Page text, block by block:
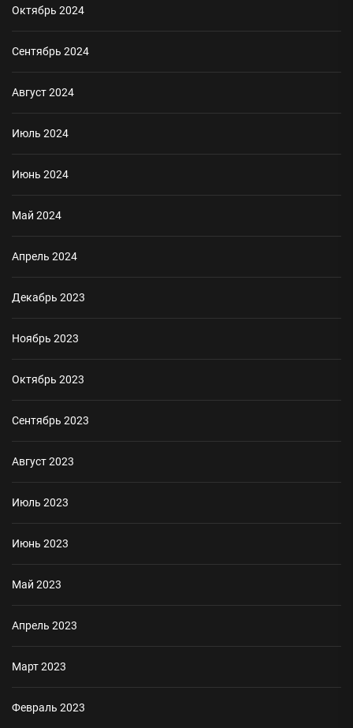
Октябрь 2024
Сентябрь 2024
Август 2024
Июль 2024
Июнь 2024
Май 2024
Апрель 2024
Декабрь 2023
Ноябрь 2023
Октябрь 2023
Сентябрь 2023
Август 2023
Июль 2023
Июнь 2023
Май 2023
Апрель 2023
Март 2023
Февраль 2023